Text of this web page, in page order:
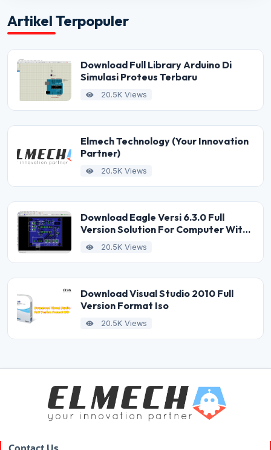
Artikel Terpopuler
Download Full Library Arduino Di
Simulasi Proteus Terbaru
20.5K Views
Elmech Technology (Your Innovation
Partner)
20.5K Views
Download Eagle Versi 6.3.0 Full
Version Solution For Computer With
20.5K Views
Download Visual Studio 2010 Full
Version Format Iso
20.5K Views